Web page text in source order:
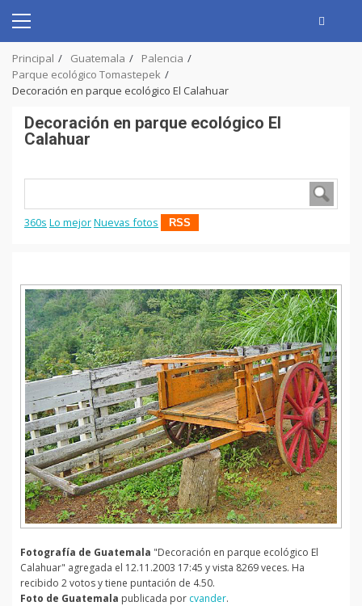
content
Primary
Principal Guatemala
Palencia
Parque ecológico Tomastepek
Decoración en parque ecológico El Calahuar
Decoración en parque ecológico El
Calahuar
360s Lo mejorNuevas fotos RSS
Fotografía de Guatemala "Decoración en parque ecológico El
Calahuar" agregada el 12.11.2003 17:45 y vista 8269 veces. Ha
recibido 2 votos y tiene puntación de 4.50.
Foto de Guatemala publicada por cvander.